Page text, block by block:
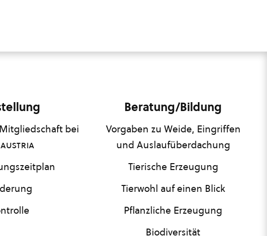
bei
Beratung/Bildung
Vorgaben zu Weide, Eingriffen
und Auslaufüberdachung
Tierische Erzeugung
Tierwohl auf einen Blick
Pflanzliche Erzeugung
Biodiversität